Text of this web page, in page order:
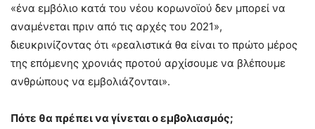
«ένα εμβόλιο κατά του νέου κορωνοϊού δεν μπορεί να
αναμένεται πριν από τις αρχές του 2021»,
διευκρινίζοντας ότι «ρεαλιστικά θα είναι το πρώτο μέρος
της επόμενης χρονιάς προτού αρχίσουμε να βλέπουμε
ανθρώπους να εμβολιάζονται».
Πότε θα πρέπει να γίνεται ο εμβολιασμός;